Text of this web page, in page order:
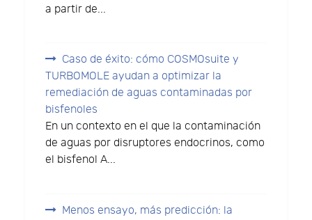
a partir de...
Caso de éxito: cómo COSMOsuite y
TURBOMOLE ayudan a optimizar la
remediación de aguas contaminadas por
bisfenoles
En un contexto en el que la contaminación
de aguas por disruptores endocrinos, como
el bisfenol A...
Menos ensayo, más predicción: la